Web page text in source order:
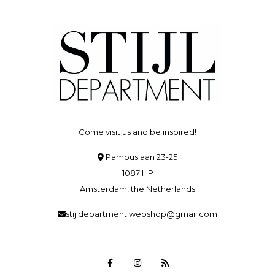
Come visit us and be inspired!
Pampuslaan 23-25
1087 HP
Amsterdam, the Netherlands
stijldepartment.webshop@gmail.com